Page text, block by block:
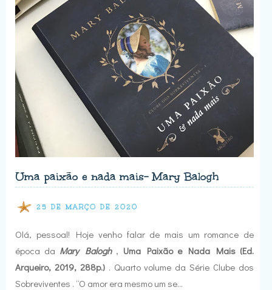
Uma paixão e nada mais- Mary Balogh
25 DE MARÇO DE 2020
Olá, pessoal! Hoje venho falar de mais um romance de
época da Mary Balogh, Uma Paixão e Nada Mais (Ed.
Arqueiro, 2019, 288p.). Quarto volume da Série Clube dos
Sobreviventes . “O amor era mesmo um se…